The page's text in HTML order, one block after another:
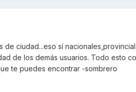
de ciudad...eso sí
de los demás usuarios. Todo esto
te puedes encontrar -sombrero